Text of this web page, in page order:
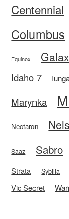
Centennial
Columbus
Equinox
Idaho 7
Marynka
Nectaron
Saaz Sabro
Strata Sybilla
Vic Secret